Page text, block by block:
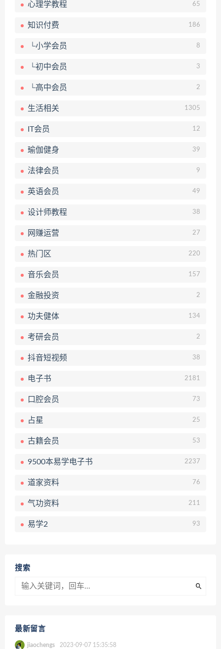
心理学教程 65
知识付费 186
└小学会员 8
└初中会员 3
└高中会员 2
生活相关 1305
IT会员 12
瑜伽健身 39
法律会员 9
英语会员 49
设计师教程 38
网赚运营 27
热门区 220
音乐会员 157
金融投资 2
功夫健体 134
考研会员 2
抖音短视频 38
电子书 2181
口腔会员 73
占星 25
古籍会员 53
9500本易学电子书 2237
道家资料 76
气功资料 211
易学2 93
搜索
最新留言
jiaochengs 2023-09-07 15:35:58